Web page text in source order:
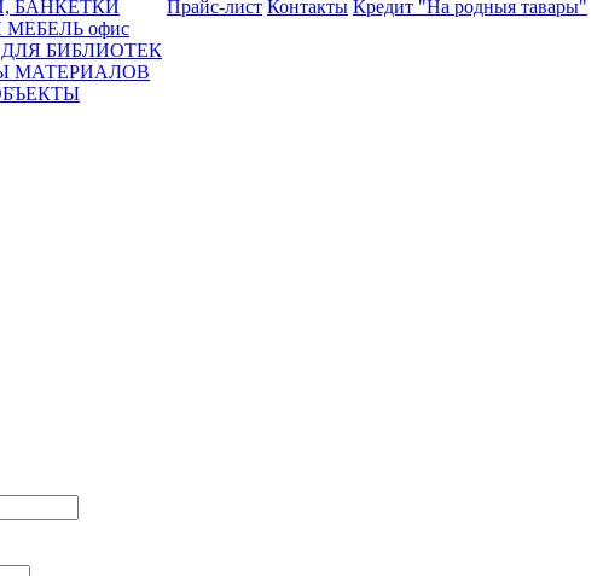
БАНКЕТКИ
офис
БИБЛИОТЕК
МАТЕРИАЛОВ
Прайс-лист Контакты Кредит "На родныя тавары"